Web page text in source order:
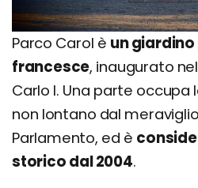
Parco Carol è un
francesce, inaugurato
Carlo I. Una parte occupa
non lontano dal
Parlamento, ed è
storico dal 2004.